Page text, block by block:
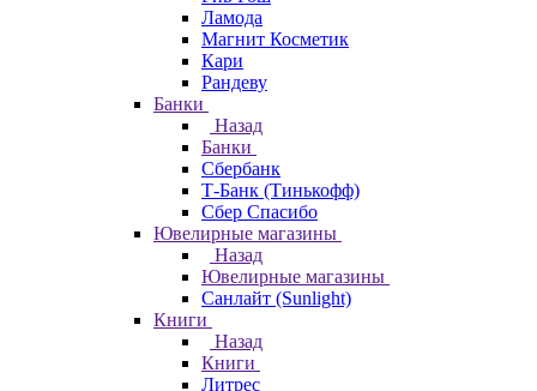
Ламода
Магнит Косметик
Кари
Рандеву
Банки
Назад
Банки
Сбербанк
Т-Банк (Тинькофф)
Сбер Спасибо
Ювелирные магазины
Назад
Ювелирные магазины
Санлайт (Sunlight)
Книги
Назад
Книги
Литрес